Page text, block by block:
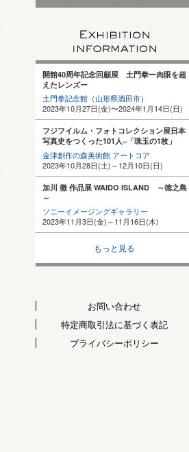
開館40周年記念回顧展 土門拳ー肉眼を超
えたレンズー
土門拳記念館（山形県酒田市）
2023年10月27日(金)〜2024年1月14日(日)
フジフイルム・フォトコレクション展日本
写真史をつくった101人−「珠玉の1枚」
金津創作の森美術館 アートコア
2023年10月28日(土)～12月10日(日)
加川 徹 作品展 WAIDO ISLAND ～徳之島
～
ソニーイメージングギャラリー
2023年11月3日(金)～11月16日(木)
もっと見る
お問い合わせ
特定商取引法に基づく表記
プライバシーポリシー